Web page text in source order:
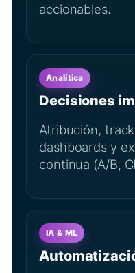
accionables.
Analítica
Decisiones
Atribución,
dashboards y
continua (A/B,
IA & ML